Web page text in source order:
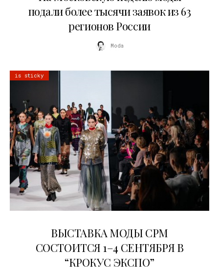
подали более тысячи заявок из 63
регионов России
Moda
is sticky
ВЫСТАВКА МОДЫ CPM
СОСТОИТСЯ 1–4 СЕНТЯБРЯ В
“КРОКУС ЭКСПО”